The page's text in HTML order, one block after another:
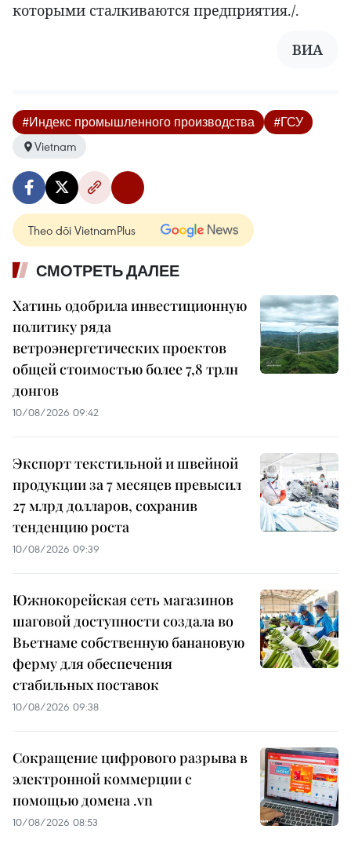
которыми сталкиваются предприятия./.
ВИА
#Индекс промышленного производства
#ГСУ
Vietnam
Theo dõi VietnamPlus
СМОТРЕТЬ ДАЛЕЕ
Хатинь одобрила инвестиционную
политику ряда
ветроэнергетических проектов
общей стоимостью более 7,8 трлн
донгов
10/08/2026 09:42
Экспорт текстильной и швейной
продукции за 7 месяцев превысил
27 млрд долларов, сохранив
тенденцию роста
10/08/2026 09:39
Южнокорейская сеть магазинов
шаговой доступности создала во
Вьетнаме собственную банановую
ферму для обеспечения
стабильных поставок
10/08/2026 09:38
Сокращение цифрового разрыва в
электронной коммерции с
помощью домена .vn
10/08/2026 08:53